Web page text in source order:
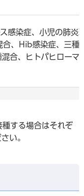
感染症、小児の肺炎
合、Hib感染症、三種
合、ヒトパヒローマ
する場合はそれぞ
い。